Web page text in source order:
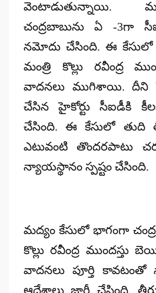
వెంటాడుతున్నాయి.
చంద్రబాబును ఏ -3గా
నమోదు చేసింది. ఈ కేసులో
మంత్రి కొల్లు రవీంద్ర
వాదనలు ముగిశాయి. దీని
చేసిన హైకోర్టు సీఐడీకి
చేసింది. ఈ కేసులో తుది
ఎటువంటి తొందరపాటు
న్యాయస్థానం స్పష్టం చేసింది.
మద్యం కేసులో భాగంగా
కొల్లు రవీంద్ర ముందస్తు
వాదనలు పూర్తి కావటంతో
ఆదేశాలు జారీ చేసింది.